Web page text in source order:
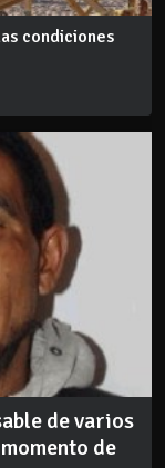
condiciones
de varios
de